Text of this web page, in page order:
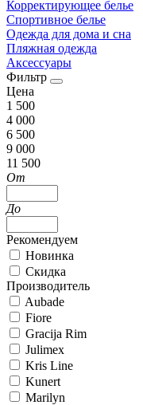
Корректирующее белье
Спортивное белье
Одежда для дома и сна
Пляжная одежда
Аксессуары
Фильтр
Цена
1 500
4 000
6 500
9 000
11 500
От
До
Рекомендуем
Новинка
Скидка
Производитель
Aubade
Fiore
Gracija Rim
Julimex
Kris Line
Kunert
Marilyn